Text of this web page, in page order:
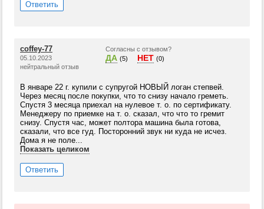
Ответить
coffey-77
05.10.2023
нейтральный отзыв
Согласны с отзывом?
ДА (5) НЕТ (0)
В январе 22 г. купили с супругой НОВЫЙ логан степвей.
Через месяц после покупки, что то снизу начало греметь.
Спустя 3 месяца приехал на нулевое т. о. по сертификату.
Менеджеру по приемке на т. о. сказал, что что то гремит
снизу. Спустя час, может полтора машина была готова,
сказали, что все гуд. Посторонний звук ни куда не исчез.
Дома я не поле...
Показать целиком
Ответить